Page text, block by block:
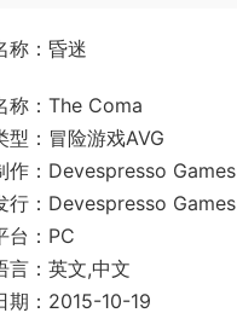
称：昏迷
称：The Coma
型：冒险游戏AVG
作：Devespresso Games
行：Devespresso Games
台：PC
言：英文,中文
期：2015-10-19